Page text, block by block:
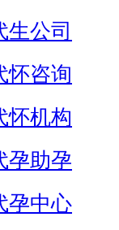
生公司
怀咨询
怀机构
孕助孕
孕中心